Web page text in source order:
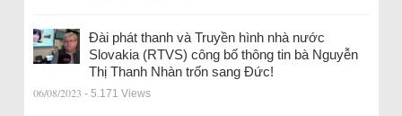
Đài phát thanh và Truyền hình nhà nước
Slovakia (RTVS) công bố thông tin bà Nguyễn
Thị Thanh Nhàn trốn sang Đức!
06/08/2023 - 5.171 Views